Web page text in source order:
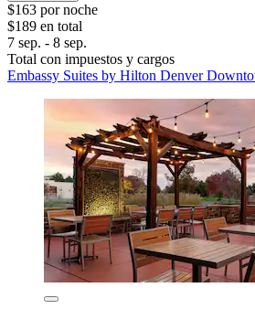
$163 por noche
$189 en total
7 sep. - 8 sep.
Total con impuestos y cargos
Embassy Suites by Hilton Denver